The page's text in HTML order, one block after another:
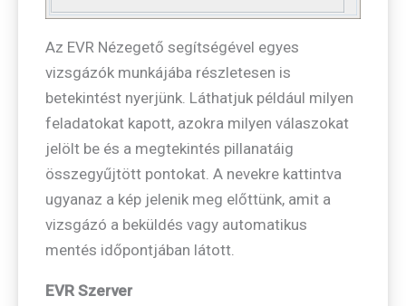
Az EVR Nézegető segítségével egyes
vizsgázók munkájába részletesen is
betekintést nyerjünk. Láthatjuk például milyen
feladatokat kapott, azokra milyen válaszokat
jelölt be és a megtekintés pillanatáig
összegyűjtött pontokat. A nevekre kattintva
ugyanaz a kép jelenik meg előttünk, amit a
vizsgázó a beküldés vagy automatikus
mentés időpontjában látott.
EVR Szerver